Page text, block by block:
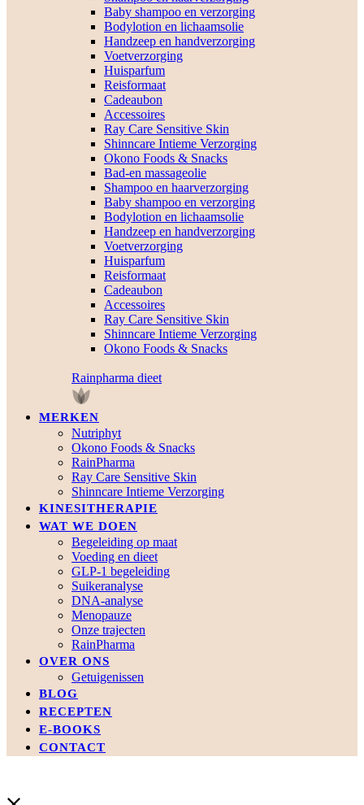
Baby shampoo en verzorging
Bodylotion en lichaamsolie
Handzeep en handverzorging
Voetverzorging
Huisparfum
Reisformaat
Cadeaubon
Accessoires
Ray Care Sensitive Skin
Shinncare Intieme Verzorging
Okono Foods & Snacks
Bad-en massageolie
Shampoo en haarverzorging
Baby shampoo en verzorging
Bodylotion en lichaamsolie
Handzeep en handverzorging
Voetverzorging
Huisparfum
Reisformaat
Cadeaubon
Accessoires
Ray Care Sensitive Skin
Shinncare Intieme Verzorging
Okono Foods & Snacks
Rainpharma dieet
MERKEN
Nutriphyt
Okono Foods & Snacks
RainPharma
Ray Care Sensitive Skin
Shinncare Intieme Verzorging
KINESITHERAPIE
WAT WE DOEN
Begeleiding op maat
Voeding en dieet
GLP-1 begeleiding
Suikeranalyse
DNA-analyse
Menopauze
Onze trajecten
RainPharma
OVER ONS
Getuigenissen
BLOG
RECEPTEN
E-BOOKS
CONTACT